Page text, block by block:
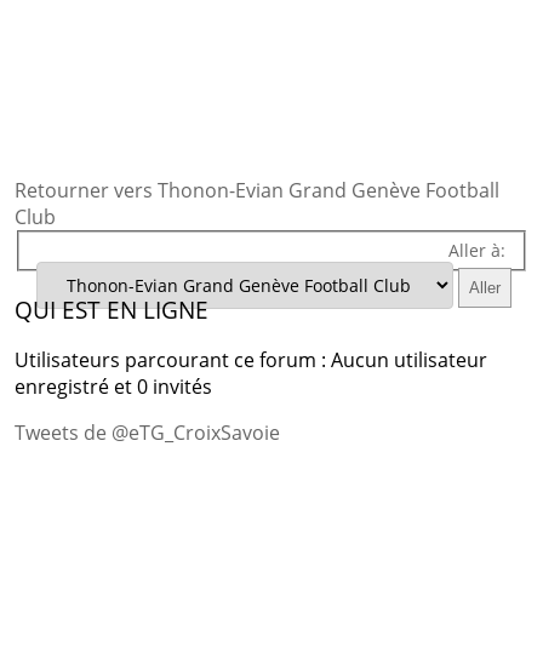
Retourner vers Thonon-Evian Grand Genève Football
Club
Aller à:
QUI EST EN LIGNE
Utilisateurs parcourant ce forum : Aucun utilisateur
enregistré et 0 invités
Tweets de @eTG_CroixSavoie